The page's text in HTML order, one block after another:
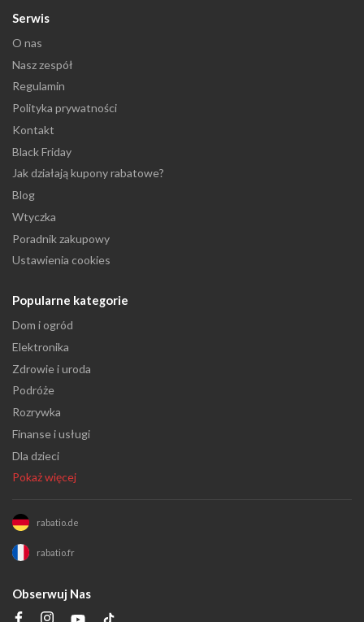
Serwis
O nas
Nasz zespół
Regulamin
Polityka prywatności
Kontakt
Black Friday
Jak działają kupony rabatowe?
Blog
Wtyczka
Poradnik zakupowy
Ustawienia cookies
Popularne kategorie
Dom i ogród
Elektronika
Zdrowie i uroda
Podróże
Rozrywka
Finanse i usługi
Dla dzieci
Pokaż więcej
rabatio.de
rabatio.fr
Obserwuj Nas